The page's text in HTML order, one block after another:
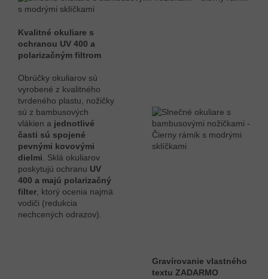
Kvalitné okuliare s
ochranou UV 400 a
polarizačným filtrom
Obrúčky okuliarov sú
vyrobené z kvalitného
tvrdeného plastu, nožičky
sú z bambusových
vlákien a jednotlivé
časti sú spojené
pevnými kovovými
dielmi . Sklá okuliarov
poskytujú ochranu UV
400 a majú polarizačný
filter , ktorý ocenia najmä
vodiči (redukcia
nechcených odrazov).
Gravírovanie vlastného
textu ZADARMO